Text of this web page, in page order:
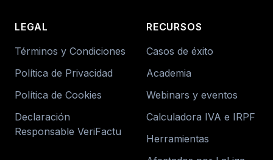
LEGAL
Términos y Condiciones
Política de Privacidad
Política de Cookies
Declaración
Responsable VeriFactu
RECURSOS
Casos de éxito
Academia
Webinars y eventos
Calculadora IVA e IRPF
Herramientas